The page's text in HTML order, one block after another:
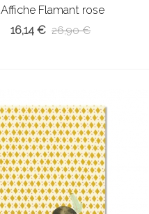
Affiche Flamant rose
16,14 € 26,90 €